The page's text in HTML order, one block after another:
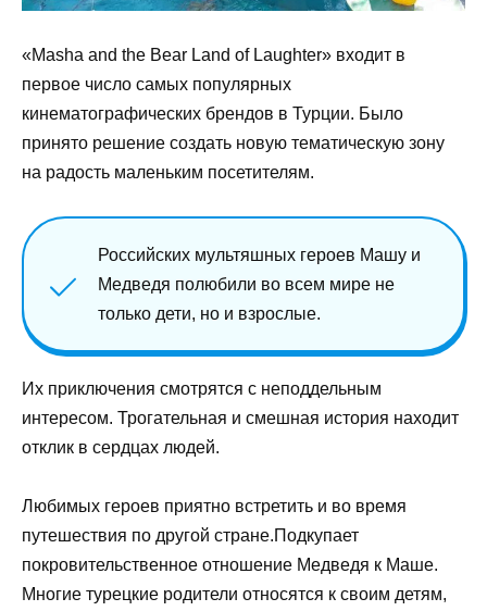
«Masha and the Bear Land of Laughter» входит в
первое число самых популярных
кинематографических брендов в Турции. Было
принято решение создать новую тематическую зону
на радость маленьким посетителям.
Российских мультяшных героев Машу и
Медведя полюбили во всем мире не
только дети, но и взрослые.
Их приключения смотрятся с неподдельным
интересом. Трогательная и смешная история находит
отклик в сердцах людей.
Любимых героев приятно встретить и во время
путешествия по другой стране.Подкупает
покровительственное отношение Медведя к Маше.
Многие турецкие родители относятся к своим детям,